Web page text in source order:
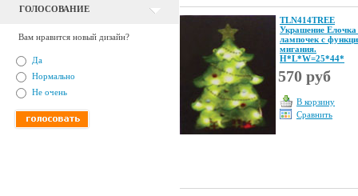
ГОЛОСОВАНИЕ
Вам нравится новый дизайн?
Да
Нормально
Не очень
TLN414TREE
Украшение Елочка
лампочек с
мигания.
Н*L*W=25*44*
570 руб
В корзину
Сравнить